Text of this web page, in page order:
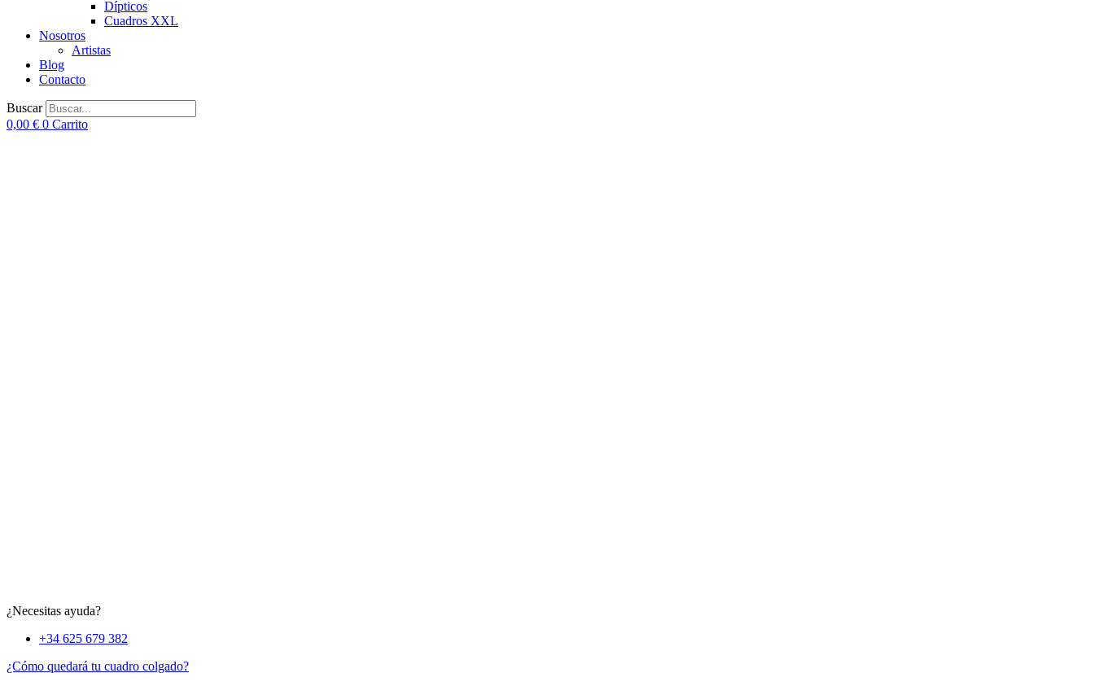
Dípticos
Cuadros XXL
Nosotros
Artistas
Blog
Contacto
Buscar
0,00 € 0 Carrito
¿Necesitas ayuda?
+34 625 679 382
¿Cómo quedará tu cuadro colgado?